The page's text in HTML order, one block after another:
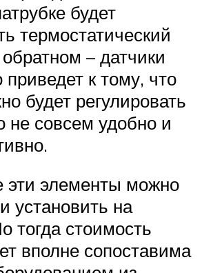
будет
термостатический
– датчики
приведет к тому, что
будет регулировать
не совсем удобно и
эти элементы можно
установить на
тогда стоимость
вполне сопоставима